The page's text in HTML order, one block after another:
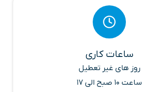
ساعات کاری
روز های غیر تعطیل
ساعت 10 صبح الی 17